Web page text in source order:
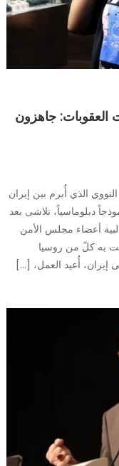
العقوبات: جاهزون
الذي أُبرم بين إيران
إنجازاً ونموذجاً دبلوماسياً، تلاشى بعد
أعضاء مجلس الأمن
به كلّ من روسيا
إيران، أُعيد العمل، […]